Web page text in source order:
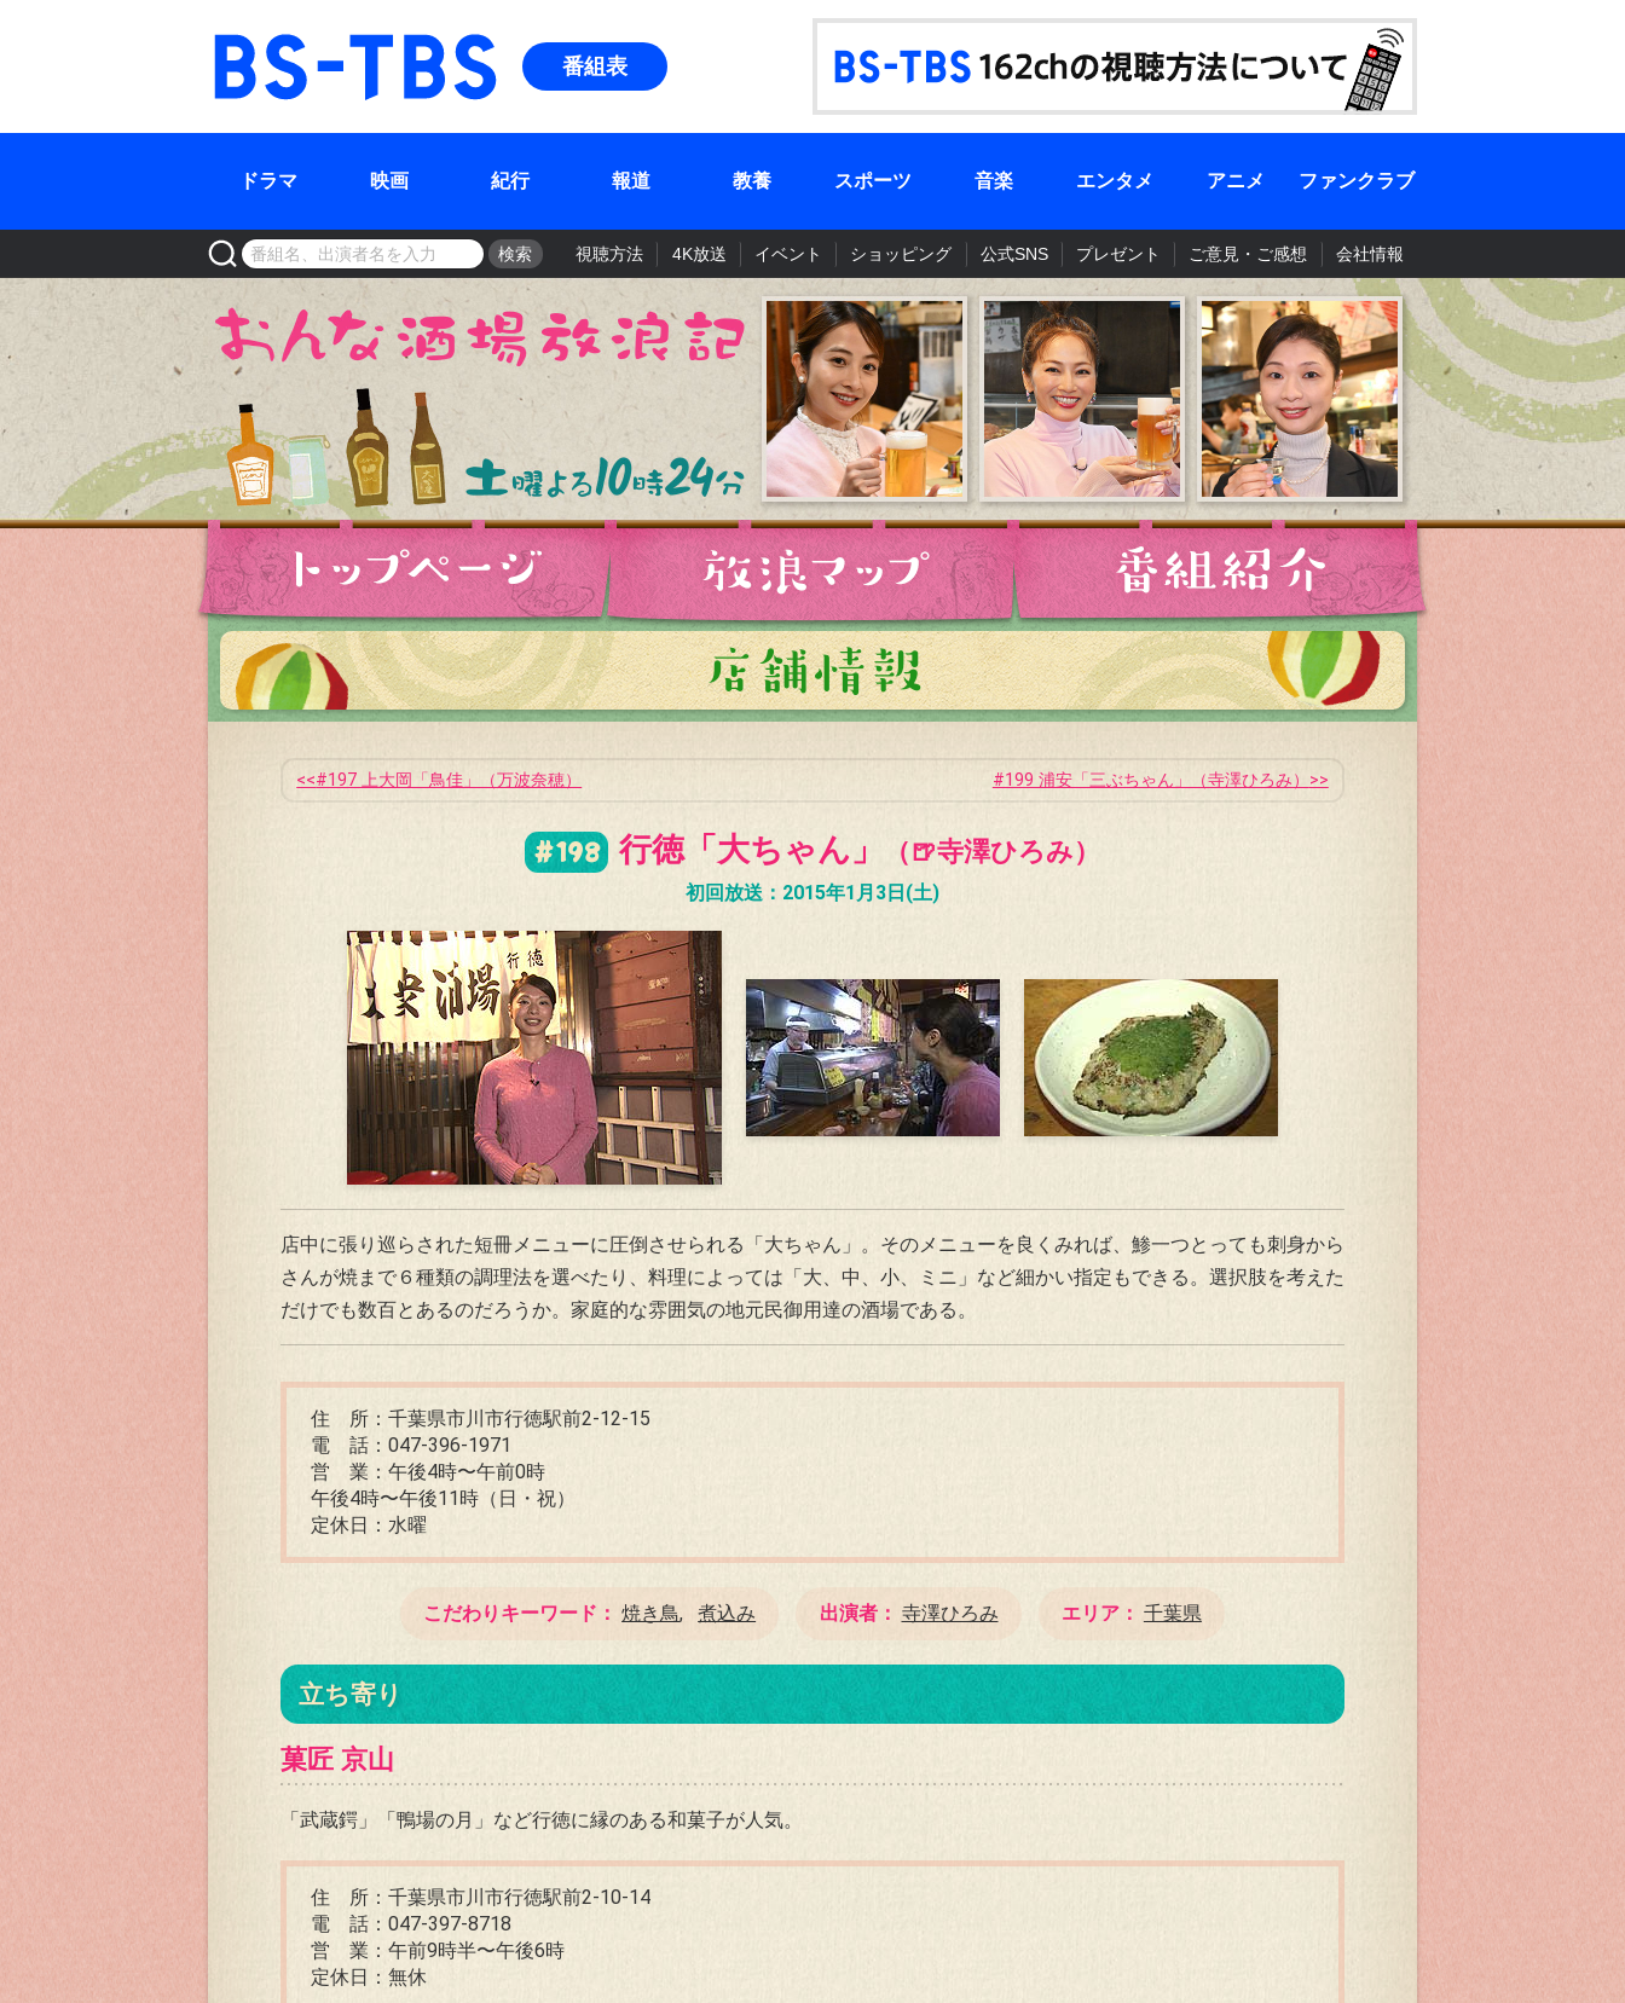
BS-TBS
番組表
ドラマ 映画 紀行 報道 教養 スポーツ 音楽 エンタメ アニメ ファンクラブ
検索 視聴方法 4K放送 イベント ショッピング 公式SNS プレゼント ご意見・ご感想 会社情報
#197 上大岡「鳥佳」（万波奈穂） #199 浦安「三ぶちゃん」（寺澤ひろみ）
#198 行徳「大ちゃん」 （🍺寺澤ひろみ）
初回放送：2015年1月3日(土)
店中に張り巡らされた短冊メニューに圧倒させられる「大ちゃん」。そのメニューを良くみれば、鯵一つとっても刺身から
さんが焼まで６種類の調理法を選べたり、料理によっては「大、中、小、ミニ」など細かい指定もできる。選択肢を考えた
だけでも数百とあるのだろうか。家庭的な雰囲気の地元民御用達の酒場である。
住 所：千葉県市川市行徳駅前2-12-15
電 話：047-396-1971
営 業：午後4時〜午前0時
午後4時〜午後11時（日・祝）
定休日：水曜
こだわりキーワード 焼き鳥 煮込み 出演者 寺澤ひろみ エリア 千葉県
立ち寄り
菓匠 京山
「武蔵鍔」「鴨場の月」など行徳に縁のある和菓子が人気。
住 所：千葉県市川市行徳駅前2-10-14
電 話：047-397-8718
営 業：午前9時半〜午後6時
定休日：無休